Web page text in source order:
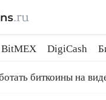
BitMEX DigiCash
биткоины на